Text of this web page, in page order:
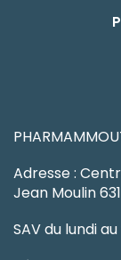
Adresse :
Jean Moulin
SAV du lundi